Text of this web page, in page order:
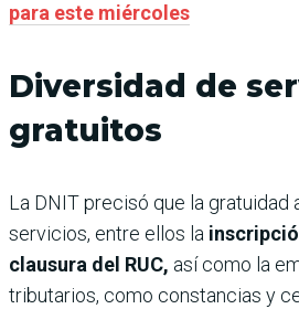
para este miércoles
Diversidad de
gratuitos
La DNIT precisó que la gratuidad
servicios, entre ellos la
clausura del RUC, así como la
tributarios, como constancias y